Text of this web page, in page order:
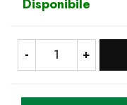
Disponibile